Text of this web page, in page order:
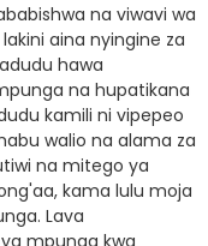
na viwavi wa
aina nyingine za
hawa
na hupatikana
kamili ni vipepeo
walio na alama za
na mitego ya
kama lulu moja
Lava
mpunga kwa